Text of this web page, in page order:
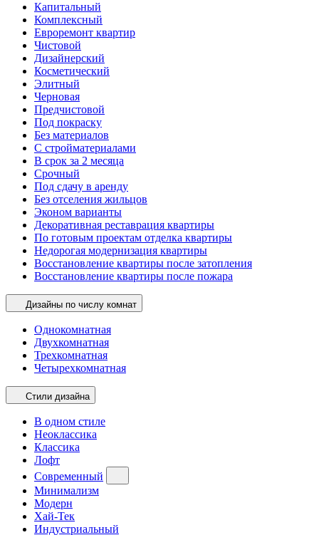
Капитальный
Комплексный
Евроремонт квартир
Чистовой
Дизайнерский
Косметический
Элитный
Черновая
Предчистовой
Под покраску
Без материалов
С стройматериалами
В срок за 2 месяца
Срочный
Под сдачу в аренду
Без отселения жильцов
Эконом варианты
Декоративная реставрация квартиры
По готовым проектам отделка квартиры
Недорогая модернизация квартиры
Восстановление квартиры после затопления
Восстановление квартиры после пожара
Дизайны по числу комнат
Однокомнатная
Двухкомнатная
Трехкомнатная
Четырехкомнатная
Стили дизайна
В одном стиле
Неоклассика
Классика
Лофт
Современный
Минимализм
Модерн
Хай-Тек
Индустриальный